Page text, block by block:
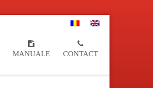
MANUALE CONTACT